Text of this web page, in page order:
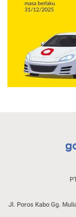
Jl. Poros Kabo Gg.